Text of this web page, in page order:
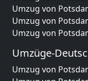
Umzug von
Umzug von
Umzug von
Umzüge-
Umzug von